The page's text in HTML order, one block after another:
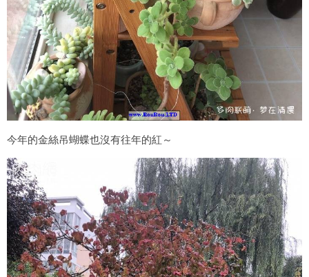
今年的金絲吊蝴蝶也沒有往年的紅～